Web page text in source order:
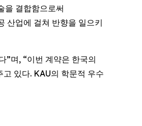
을 결합함으로써
산업에 걸쳐 반향을 일으키
며, “이번 계약은 한국의
있다. KAU의 학문적 우수